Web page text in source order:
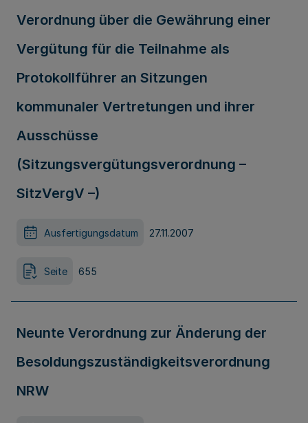
Verordnung über die Gewährung einer
Vergütung für die Teilnahme als
Protokollführer an Sitzungen
kommunaler Vertretungen und ihrer
Ausschüsse
(Sitzungsvergütungsverordnung –
SitzVergV –)
Ausfertigungsdatum 27.11.2007
Seite 655
Neunte Verordnung zur Änderung der
Besoldungszuständigkeitsverordnung
NRW